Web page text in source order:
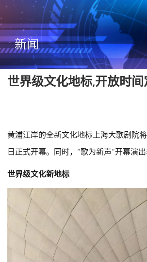
新闻
世界级文化地标,开放时间
黄浦江岸的全新文化地标上海大歌剧院
日正式开幕。同时，“歌为新声”开幕演出
世界级文化新地标